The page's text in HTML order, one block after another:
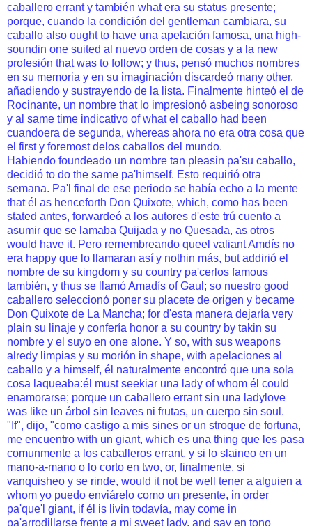
caballero errant y también what era su status presente;
porque, cuando la condición del gentleman cambiara, su
caballo also ought to have una apelación famosa, una high-
soundin one suited al nuevo orden de cosas y a la new
profesión that was to follow; y thus, pensó muchos nombres
en su memoria y en su imaginación discardeó many other,
añadiendo y sustrayendo de la lista. Finalmente hinteó el de
Rocinante, un nombre that lo impresionó asbeing sonoroso
y al same time indicativo of what el caballo had been
cuandoera de segunda, whereas ahora no era otra cosa que
el first y foremost delos caballos del mundo.
Habiendo foundeado un nombre tan pleasin pa'su caballo,
decidió to do the same pa'himself. Esto requirió otra
semana. Pa'l final de ese periodo se había echo a la mente
that él as henceforth Don Quixote, which, como has been
stated antes, forwardeó a los autores d'este trú cuento a
asumir que se lamaba Quijada y no Quesada, as otros
would have it. Pero remembreando queel valiant Amdís no
era happy que lo llamaran así y nothin más, but addirió el
nombre de su kingdom y su country pa'cerlos famous
también, y thus se llamó Amadís of Gaul; so nuestro good
caballero seleccionó poner su placete de origen y became
Don Quixote de La Mancha; for d'esta manera dejaría very
plain su linaje y confería honor a su country by takin su
nombre y el suyo en one alone. Y so, with sus weapons
alredy limpias y su morión in shape, with apelaciones al
caballo y a himself, él naturalmente encontró que una sola
cosa laqueaba:él must seekiar una lady of whom él could
enamorarse; porque un caballero errant sin una ladylove
was like un árbol sin leaves ni frutas, un cuerpo sin soul.
"If", dijo, "como castigo a mis sines or un stroque de fortuna,
me encuentro with un giant, which es una thing que les pasa
comunmente a los caballeros errant, y si lo slaineo en un
mano-a-mano o lo corto en two, or, finalmente, si
vanquisheo y se rinde, would it not be well tener a alguien a
whom yo puedo enviárelo como un presente, in order
pa'que'l giant, if él is livin todavía, may come in
pa'arrodillarse frente a mi sweet lady, and say en tono